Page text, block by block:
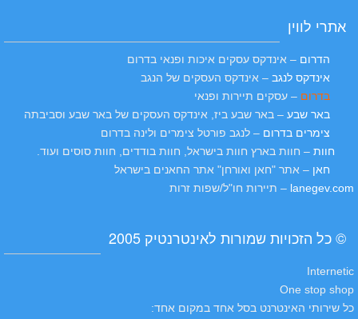
אתרי לווין
הדרום – אינדקס עסקים איכות ופנאי בדרום
אינדקס לנגב – אינדקס העסקים של הנגב
בדרום – עסקים תיירות ופנאי
באר שבע – באר שבע ביז, אינדקס העסקים של באר שבע וסביבתה
צימרים בדרום – לנגב פורטל צימרים ולינה בדרום
חוות – חוות בארץ חוות בישראל, חוות בודדים, חוות סוסים ועוד.
חאן – אתר "חאן ואורחן" אתר החאנים בישראל
lanegev.com – תיירות חו"ל/שפות זרות
© כל הזכויות שמורות לאינטרנטיק 2005
Internetic
One stop shop
כל שירותי האינטרנט בסל אחד במקום אחד: